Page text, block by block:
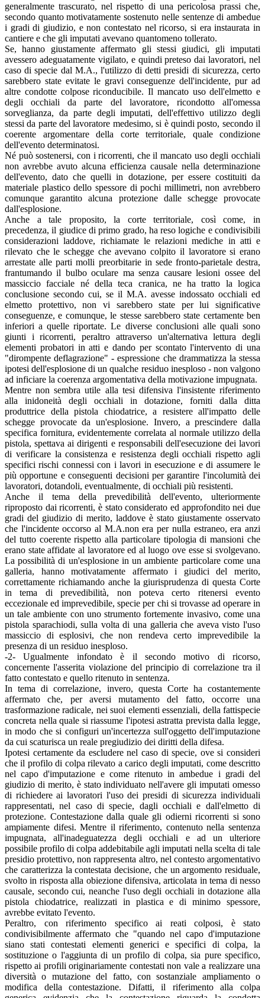
generalmente trascurato, nel rispetto di una pericolosa prassi che,
secondo quanto motivatamente sostenuto nelle sentenze di ambedue
i gradi di giudizio, e non contestato nel ricorso, si era instaurata in
cantiere e che gli imputati avevano quantomeno tollerato.
Se, hanno giustamente affermato gli stessi giudici, gli imputati
avessero adeguatamente vigilato, e quindi preteso dai lavoratori, nel
caso di specie dal M.A., l'utilizzo di detti presidi di sicurezza, certo
sarebbero state evitate le gravi conseguenze dell'incidente, pur ad
altre condotte colpose riconducibile. Il mancato uso dell'elmetto e
degli occhiali da parte del lavoratore, ricondotto all'omessa
sorveglianza, da parte degli imputati, dell'effettivo utilizzo degli
stessi da parte del lavoratore medesimo, si è quindi posto, secondo il
coerente argomentare della corte territoriale, quale condizione
dell'evento determinatosi.
Né può sostenersi, con i ricorrenti, che il mancato uso degli occhiali
non avrebbe avuto alcuna efficienza causale nella determinazione
dell'evento, dato che quelli in dotazione, per essere costituiti da
materiale plastico dello spessore di pochi millimetri, non avrebbero
comunque garantito alcuna protezione dalle schegge provocate
dall'esplosione.
Anche a tale proposito, la corte territoriale, così come, in
precedenza, il giudice di primo grado, ha reso logiche e condivisibili
considerazioni laddove, richiamate le relazioni mediche in atti e
rilevato che le schegge che avevano colpito il lavoratore si erano
arrestate alle parti molli preorbitarie in sede fronto-parietale destra,
frantumando il bulbo oculare ma senza causare lesioni ossee del
massiccio facciale né della teca cranica, ne ha tratto la logica
conclusione secondo cui, se il M.A. avesse indossato occhiali ed
elmetto protettivo, non vi sarebbero state per lui significative
conseguenze, e comunque, le stesse sarebbero state certamente ben
inferiori a quelle riportate. Le diverse conclusioni alle quali sono
giunti i ricorrenti, peraltro attraverso un'alternativa lettura degli
elementi probatori in atti e dando per scontato l'intervento di una
"dirompente deflagrazione" - espressione che drammatizza la stessa
ipotesi dell'esplosione di un qualche residuo inesploso - non valgono
ad inficiare la coerenza argomentativa della motivazione impugnata.
Mentre non sembra utile alla tesi difensiva l'insistente riferimento
alla inidoneità degli occhiali in dotazione, forniti dalla ditta
produttrice della pistola chiodatrice, a resistere all'impatto delle
schegge provocate da un'esplosione. Invero, a prescindere dalla
specifica fornitura, evidentemente correlata al normale utilizzo della
pistola, spettava ai dirigenti e responsabili dell'esecuzione dei lavori
di verificare la consistenza e resistenza degli occhiali rispetto agli
specifici rischi connessi con i lavori in esecuzione e di assumere le
più opportune e conseguenti decisioni per garantire l'incolumità dei
lavoratori, dotandoli, eventualmente, di occhiali più resistenti.
Anche il tema della prevedibilità dell'evento, ulteriormente
riproposto dai ricorrenti, è stato considerato ed approfondito nei due
gradi del giudizio di merito, laddove è stato giustamente osservato
che l'incidente occorso al M.A.non era per nulla estraneo, era anzi
del tutto coerente rispetto alla particolare tipologia di mansioni che
erano state affidate al lavoratore ed al luogo ove esse si svolgevano.
La possibilità di un'esplosione in un ambiente particolare come una
galleria, hanno motivatamente affermato i giudici del merito,
correttamente richiamando anche la giurisprudenza di questa Corte
in tema di prevedibilità, non poteva certo ritenersi evento
eccezionale ed imprevedibile, specie per chi si trovasse ad operare in
un tale ambiente con uno strumento fortemente invasivo, come una
pistola sparachiodi, sulla volta di una galleria che aveva visto l'uso
massiccio di esplosivi, che non rendeva certo imprevedibile la
presenza di un residuo inesploso.
-2- Ugualmente infondato è il secondo motivo di ricorso,
concernente l'asserita violazione del principio di correlazione tra il
fatto contestato e quello ritenuto in sentenza.
In tema di correlazione, invero, questa Corte ha costantemente
affermato che, per aversi mutamento del fatto, occorre una
trasformazione radicale, nei suoi elementi essenziali, della fattispecie
concreta nella quale si riassume l'ipotesi astratta prevista dalla legge,
in modo che si configuri un'incertezza sull'oggetto dell'imputazione
da cui scaturisca un reale pregiudizio dei diritti della difesa.
Ipotesi certamente da escludere nel caso di specie, ove si consideri
che il profilo di colpa rilevato a carico degli imputati, come descritto
nel capo d'imputazione e come ritenuto in ambedue i gradi del
giudizio di merito, è stato individuato nell'avere gli imputati omesso
di richiedere ai lavoratori l'uso dei presidi di sicurezza individuali
rappresentati, nel caso di specie, dagli occhiali e dall'elmetto di
protezione. Contestazione dalla quale gli odierni ricorrenti si sono
ampiamente difesi. Mentre il riferimento, contenuto nella sentenza
impugnata, all'inadeguatezza degli occhiali e ad un ulteriore
possibile profilo di colpa addebitabile agli imputati nella scelta di tale
presidio protettivo, non rappresenta altro, nel contesto argomentativo
che caratterizza la contestata decisione, che un argomento residuale,
svolto in risposta alla obiezione difensiva, articolata in tema di nesso
causale, secondo cui, neanche l'uso degli occhiali in dotazione alla
pistola chiodatrice, realizzati in plastica e di minimo spessore,
avrebbe evitato l'evento.
Peraltro, con riferimento specifico ai reati colposi, è stato
condivisibilmente affermato che "quando nel capo d'imputazione
siano stati contestati elementi generici e specifici di colpa, la
sostituzione o l'aggiunta di un profilo di colpa, sia pure specifico,
rispetto ai profili originariamente contestati non vale a realizzare una
diversità o mutazione del fatto, con sostanziale ampliamento o
modifica della contestazione. Difatti, il riferimento alla colpa